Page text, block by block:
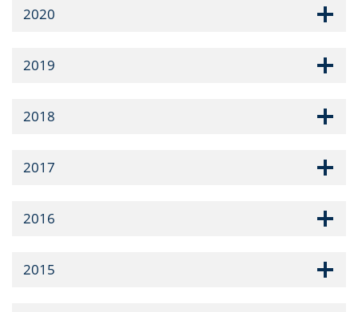
2020
2019
2018
2017
2016
2015